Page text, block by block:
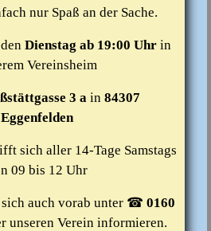
nur Spaß an der Sache.
Dienstag ab 19:00 Uhr in
Vereinsheim
3 a in 84307
Eggenfelden
sich aller 14-Tage Samstags
09 bis 12 Uhr
sich auch vorab unter ☎ 0160
unseren Verein informieren.